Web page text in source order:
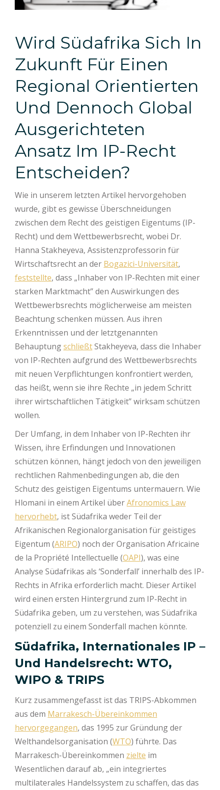
Wird Südafrika Sich In
Zukunft Für Einen
Regional Orientierten
Und Dennoch Global
Ausgerichteten
Ansatz Im IP-Recht
Entscheiden?
Wie in unserem letzten Artikel hervorgehoben
wurde, gibt es gewisse Überschneidungen
zwischen dem Recht des geistigen Eigentums (IP-
Recht) und dem Wettbewerbsrecht, wobei Dr.
Hanna Stakheyeva, Assistenzprofessorin für
Wirtschaftsrecht an der Bogazici-Universität,
feststellte, dass „Inhaber von IP-Rechten mit einer
starken Marktmacht” den Auswirkungen des
Wettbewerbsrechts möglicherweise am meisten
Beachtung schenken müssen. Aus ihren
Erkenntnissen und der letztgenannten
BehauptungschließtStakheyeva, dass die Inhaber
von IP-Rechten aufgrund des Wettbewerbsrechts
mit neuen Verpflichtungen konfrontiert werden,
das heißt, wenn sie ihre Rechte „in jedem Schritt
ihrer wirtschaftlichen Tätigkeit” wirksam schützen
wollen.
Der Umfang, in dem Inhaber von IP-Rechten ihr
Wissen, ihre Erfindungen und Innovationen
schützen können, hängt jedoch von den jeweiligen
rechtlichen Rahmenbedingungen ab, die den
Schutz des geistigen Eigentums untermauern. Wie
Hlomani in einem Artikel überAfronomics Law
hervorhebt, ist Südafrika weder Teil der
Afrikanischen Regionalorganisation für geistiges
Eigentum (ARIPO) noch der Organisation Africaine
de la Propriété Intellectuelle (OAPI), was eine
Analyse Südafrikas als ‘Sonderfall’ innerhalb des IP-
Rechts in Afrika erforderlich macht. Dieser Artikel
wird einen ersten Hintergrund zum IP-Recht in
Südafrika geben, um zu verstehen, was Südafrika
potenziell zu einem Sonderfall machen könnte.
Südafrika, Internationales IP –
Und Handelsrecht: WTO,
WIPO & TRIPS
Kurz zusammengefasst ist das TRIPS-Abkommen
aus dem Marrakesch-Übereinkommen
hervorgegangen, das 1995 zur Gründung der
Welthandelsorganisation (WTO) führte. Das
Marrakesch-Übereinkommen zielte im
Wesentlichen darauf ab, „ein integriertes
multilaterales Handelssystem zu schaffen, das das